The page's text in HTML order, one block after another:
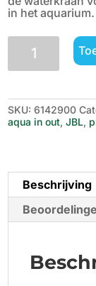
in het aquarium.
JBL
ProClean
aantal
SKU:6142900
aqua in out,JBL,
Beschrijving